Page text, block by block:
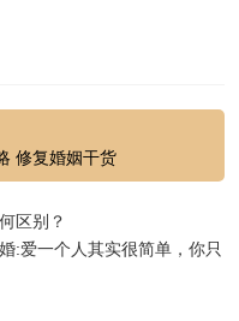
修复婚姻干货
区别？
爱一个人其实很简单，你只